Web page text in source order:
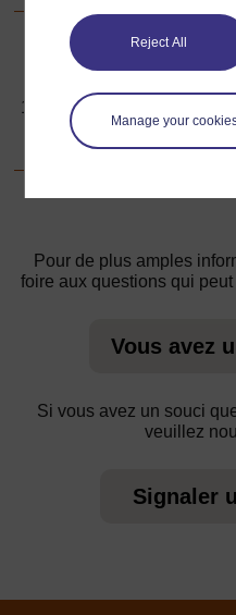
Reject All
Manage your
1. Activités pour découvrir
de
Pour de plus amples
foire aux questions qui
Vous avez
Si vous avez un souci
veuillez
Signaler